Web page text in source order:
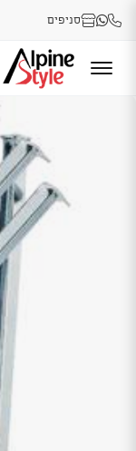
סניפים